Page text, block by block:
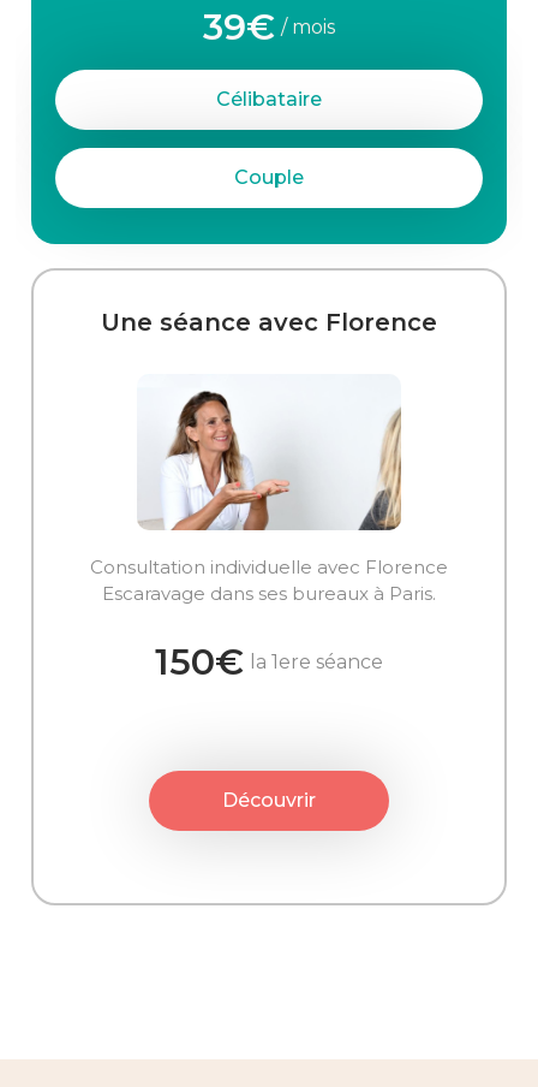
39€ / mois
Célibataire
Couple
Une séance avec Florence
Consultation individuelle avec Florence
Escaravage dans ses bureaux à Paris.
150€ la 1ere séance
Découvrir